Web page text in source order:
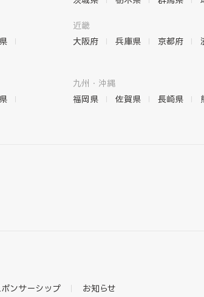
近畿
大阪府
兵庫県 京都府
九州・沖縄
福岡県
佐賀県 長崎県
ポンサーシップ お知らせ